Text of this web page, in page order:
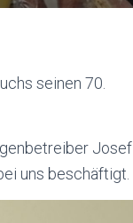
seinen 70.
Josef
uns beschäftigt.